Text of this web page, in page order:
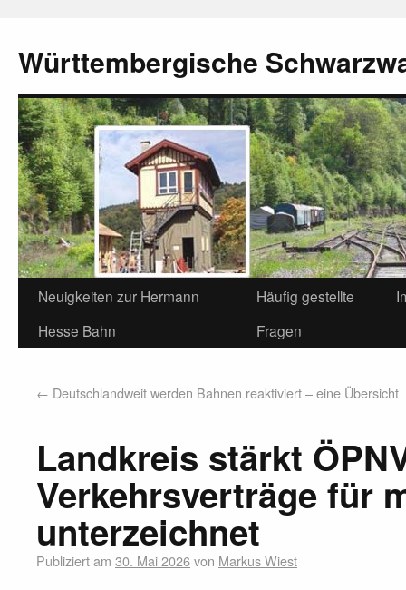
Württembergische
Neuigkeiten zur Hermann
Hesse Bahn
Häufig gestellte
Fragen
← Deutschlandweit werden Bahnen reaktiviert – eine Übersicht
Landkreis stärkt
Verkehrsverträge für
unterzeichnet
Publiziert am 30. Mai 2026von Markus Wiest